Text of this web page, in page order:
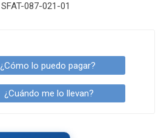
SFAT-087-021-01
¿Cómo lo puedo pagar?
¿Cuándo me lo llevan?